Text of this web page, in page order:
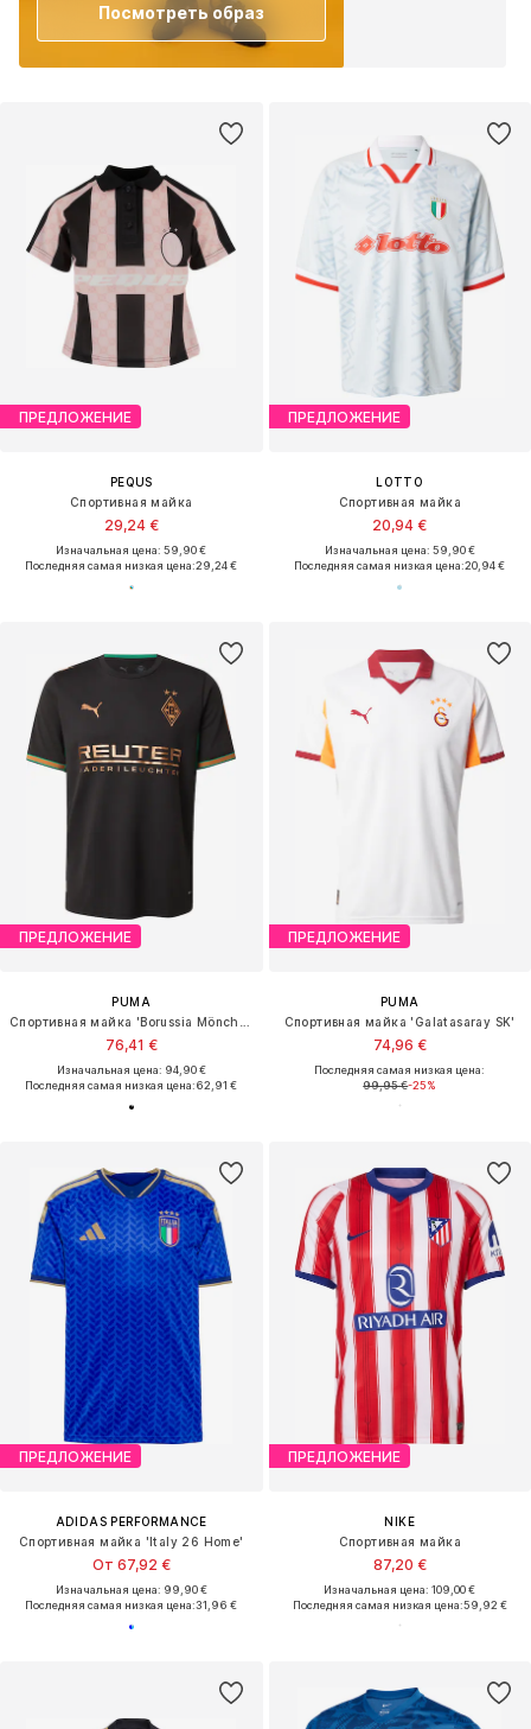
ПРЕДЛОЖЕНИЕ
PEQUS
Спортивная майка
29,24 €
Изначальная цена: 59,90 €
Последняя самая низкая цена:29,24 €
Посмотреть образ
ПРЕДЛОЖЕНИЕ
LOTTO
Спортивная майка
20,94 €
Изначальная цена: 59,90 €
Последняя самая низкая цена:20,94 €
ПРЕДЛОЖЕНИЕ
PUMA
76,41 €
Изначальная цена: 94,90 €
Последняя самая низкая цена:62,91 €
ПРЕДЛОЖЕНИЕ
PUMA
Спортивная майка 'Galatasaray SK'
74,96 €
Последняя самая низкая цена:
99,95 €-25%
ПРЕДЛОЖЕНИЕ
ADIDAS PERFORMANCE
Спортивная майка 'Italy 26 Home'
От 67,92 €
Изначальная цена: 99,90 €
Последняя самая низкая цена:31,96 €
ПРЕДЛОЖЕНИЕ
NIKE
Спортивная майка
87,20 €
Изначальная цена: 109,00 €
Последняя самая низкая цена:59,92 €